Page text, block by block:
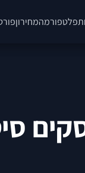
פלטפורמהמחירון